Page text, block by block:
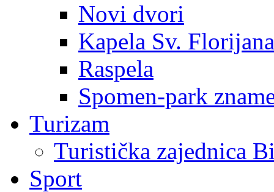
Novi dvori
Kapela Sv. Florijana
Raspela
Spomen-park
Turizam
Turistička zajednica
Sport